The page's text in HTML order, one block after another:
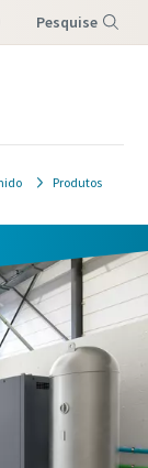
Pesquise
Produtos